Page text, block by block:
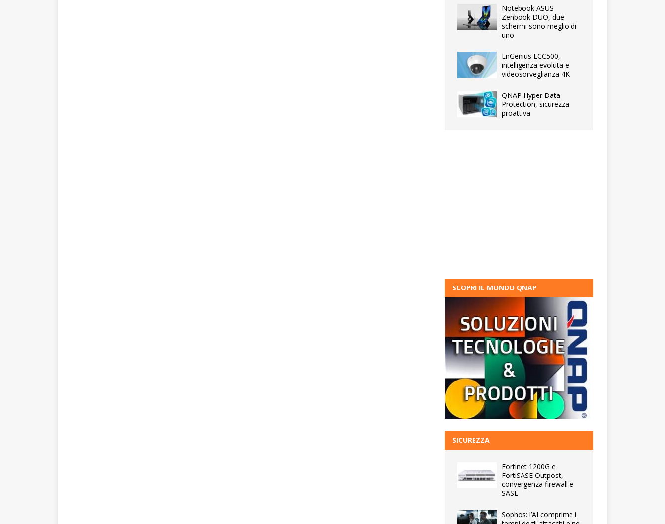
Notebook ASUS
Zenbook DUO, due
schermi sono meglio di
uno
EnGenius ECC500,
intelligenza evoluta e
videosorveglianza 4K
QNAP Hyper Data
Protection, sicurezza
proattiva
SCOPRI IL MONDO QNAP
SICUREZZA
Fortinet 1200G e
FortiSASE Outpost,
convergenza firewall e
SASE
Sophos: l’AI comprime i